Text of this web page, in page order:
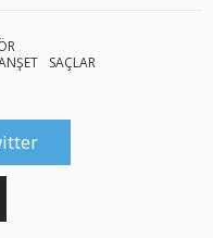
SAÇLAR